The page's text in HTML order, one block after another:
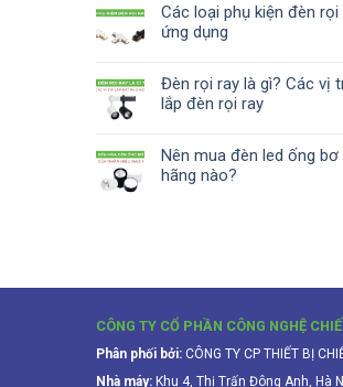
Các loại phụ kiện đèn rọi
ứng dụng
Đèn rọi ray là gì? Các vị
lắp đèn rọi ray
Nên mua đèn led ống bơ
hãng nào?
CÔNG TY CỔ PHẦN CÔNG NGHỆ
Phân phối bởi: CÔNG TY CP THIẾT BỊ
Nhà máy: Khu 4, Thị Trấn Đông Anh, Hà